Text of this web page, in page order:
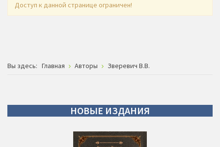
Доступ к данной странице ограничен!
Вы здесь: Главная Авторы Зверевич В.В.
НОВЫЕ ИЗДАНИЯ